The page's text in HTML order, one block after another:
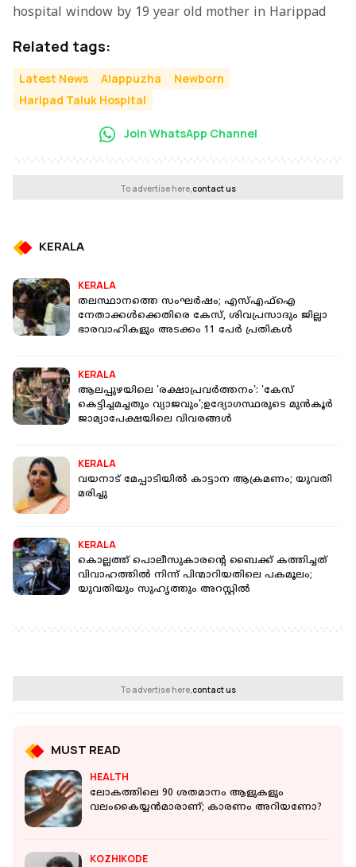
hospital window by 19 year old mother in Harippad
Related tags:
Latest News Alappuzha
Newborn
Haripad Taluk Hospital
Join WhatsApp Channel
To advertise here,contact us
KERALA
KERALA
തലസ്ഥാനത്തെ സംഘർഷം; എസ്എഫ്‌ഐ
നേതാക്കൾക്കെതിരെ കേസ്, ശിവപ്രസാദും ജില്ലാ
ഭാരവാഹികളും അടക്കം 11 പേർ പ്രതികൾ
KERALA
ആലപ്പുഴയിലെ 'രക്ഷാപ്രവർത്തനം': 'കേസ്
കെട്ടിച്ചമച്ചതും വ്യാജവും';ഉദ്യോഗസ്ഥരുടെ മുൻകൂർ
ജാമ്യാപേക്ഷയിലെ വിവരങ്ങൾ
KERALA
വയനാട് മേപ്പാടിയില്‍ കാട്ടാന ആക്രമണം; യുവതി
മരിച്ചു
KERALA
കൊല്ലത്ത് പൊലീസുകാരന്റെ ബൈക്ക് കത്തിച്ചത്
വിവാഹത്തിൽ നിന്ന് പിന്മാറിയതിലെ പകമൂലം;
യുവതിയും സുഹൃത്തും അറസ്റ്റിൽ
To advertise here,contact us
MUST READ
HEALTH
ലോകത്തിലെ 90 ശതമാനം ആളുകളും
വലംകൈയ്യന്‍മാരാണ്; കാരണം അറിയണോ?
KOZHIKODE